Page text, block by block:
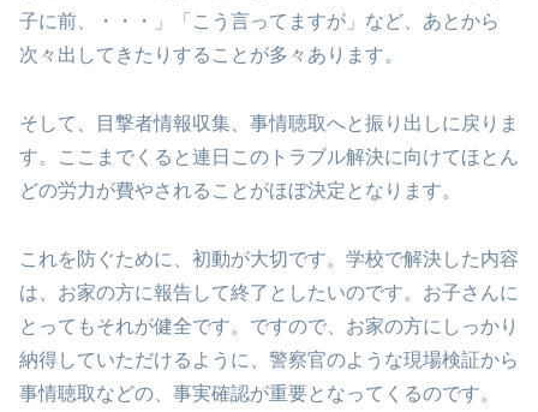
子に前、・・・」「こう言ってますが」など、あとから
次々出してきたりすることが多々あります。
そして、目撃者情報収集、事情聴取へと振り出しに戻りま
す。ここまでくると連日このトラブル解決に向けてほとん
どの労力が費やされることがほぼ決定となります。
これを防ぐために、初動が大切です。学校で解決した内容
は、お家の方に報告して終了としたいのです。お子さんに
とってもそれが健全です。ですので、お家の方にしっかり
納得していただけるように、警察官のような現場検証から
事情聴取などの、事実確認が重要となってくるのです。